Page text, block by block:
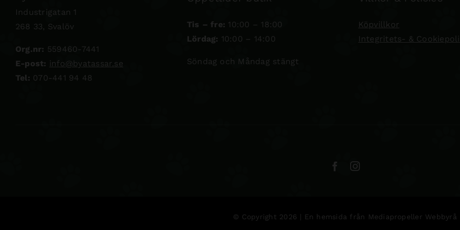
Industrigatan 1
268 33, Svalöv
Org.nr: 559460-7441
E-post: info@byatassar.se
Tel: 070-441 94 48
Tis – fre: 10:00 – 18:00
Lördag: 10:00 – 14:00
Söndag och Måndag stängt
Köpvillkor
Integritets- &
© Copyright 2026 | En hemsida från Mediapropeller Webbyrå